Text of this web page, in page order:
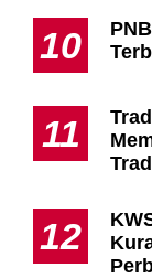
10
11
12